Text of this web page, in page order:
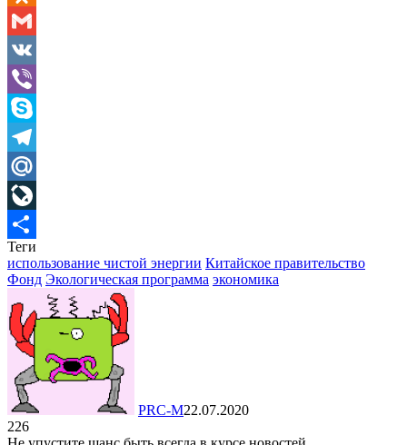
Odnoklassniki
Gmail
VK
Viber
Skype
Telegram
Mail.Ru
LiveJournal
Отправить
Теги
использование чистой энергии Китайское правительство
Фонд Экологическая программа экономика
PRC-M22.07.2020
226